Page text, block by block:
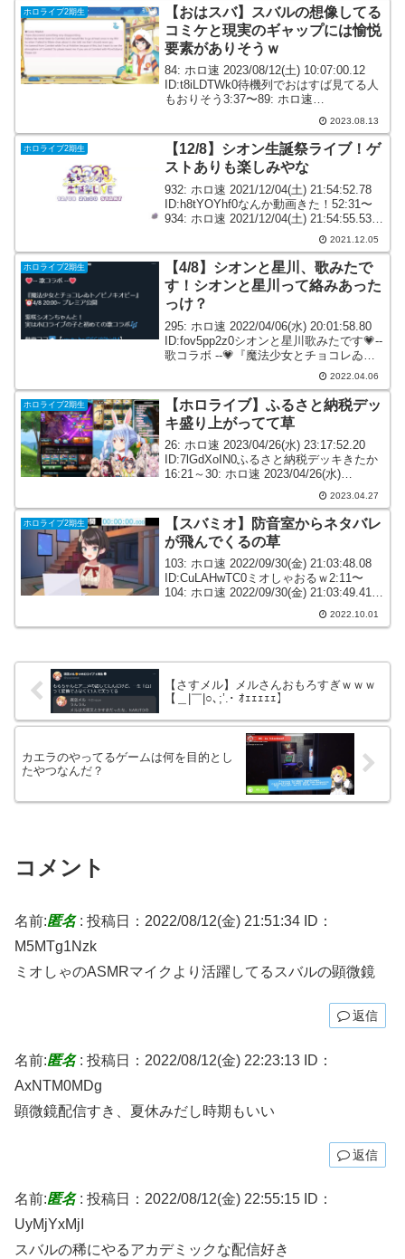
ホロライブ2期生
【おはスバ】スバルの想像してる
コミケと現実のギャップには愉悦
要素がありそうｗ
84: ホロ速 2023/08/12(土) 10:07:00.12
ID:t8iLDTWk0待機列でおはすば見てる人
もおりそう3:37〜89: ホロ速
2023/08/12(土) 10:09:09.33 ID:t8iLDTWk0
2023.08.13
ホロライブ2期生
【12/8】シオン生誕祭ライブ！ゲ
ストありも楽しみやな
932: ホロ速 2021/12/04(土) 21:54:52.78
ID:h8tYOYhf0なんか動画きた！52:31〜
934: ホロ速 2021/12/04(土) 21:54:55.53
ID:J8TgcQVp0生誕告知きちゃー935:...
2021.12.05
ホロライブ2期生
【4/8】シオンと星川、歌みたで
す！シオンと星川って絡みあった
っけ？
295: ホロ速 2022/04/06(水) 20:01:58.80
ID:fov5pp2z0シオンと星川歌みたです💗--
歌コラボ --💗『魔法少女とチョコレゐト
／ピノキオピー』⏰4/8 20:00~ プレミア
公開紫咲シオンちゃんと！実は...
2022.04.06
ホロライブ2期生
【ホロライブ】ふるさと納税デッ
キ盛り上がってて草
26: ホロ速 2023/04/26(水) 23:17:52.20
ID:7lGdXoIN0ふるさと納税デッキきたか
16:21～30: ホロ速 2023/04/26(水)
23:18:56.46 ID:dZ6MTIXx0ふるさと納税
2023.04.27
ホロライブ2期生
【スバミオ】防音室からネタバレ
が飛んでくるの草
103: ホロ速 2022/09/30(金) 21:03:48.08
ID:CuLAHwTC0ミオしゃおるｗ2:11〜
104: ホロ速 2022/09/30(金) 21:03:49.41
ID:5lz5kcCmMスバル配信みおしゃの声が
2022.10.01
【さすメル】メルさんおもろすぎｗｗｗ
【＿|￣|○､;’.･ ｵｪｪｪｪｪ】
カエラのやってるゲームは何を目的とし
たやつなんだ？
コメント
名前:匿名: 投稿日：2022/08/12(金) 21:51:34 ID：
M5MTg1Nzk
ミオしゃのASMRマイクより活躍してるスバルの顕微鏡
返信
名前:匿名: 投稿日：2022/08/12(金) 22:23:13 ID：
AxNTM0MDg
顕微鏡配信すき、夏休みだし時期もいい
返信
名前:匿名: 投稿日：2022/08/12(金) 22:55:15 ID：
UyMjYxMjI
スバルの稀にやるアカデミックな配信好き